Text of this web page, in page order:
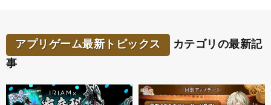
アプリゲーム最新トピックス
カテゴリの最新記
事